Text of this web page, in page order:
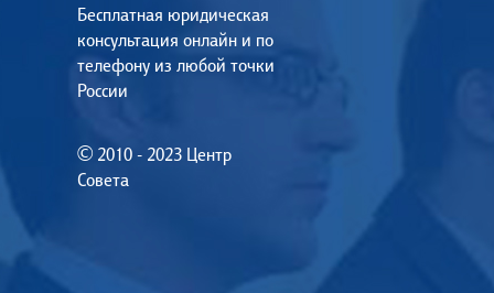
Бесплатная юридическая
консультация онлайн и по
телефону из любой точки
России
© 2010 - 2023 Центр
Совета